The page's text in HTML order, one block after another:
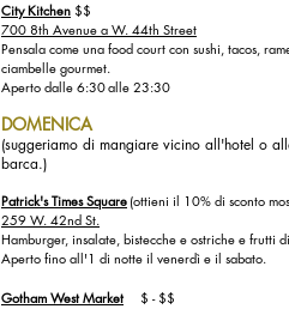
City Kitchen $$
700 8th Avenue a W. 44th Street
Pensala come una food court con sushi, tacos,
ciambelle gourmet.
Aperto dalle 6:30alle 23:30
DOMENICA
(suggeriamo di mangiare vicino all'hotel o
barca.)
Patrick's Times Square (ottieni il 10% di sconto
259 W. 42nd St.
Hamburger, insalate, bistecche e ostriche e frutti
Aperto fino all'1 di notte il venerdì e il sabato.
Gotham West Market
$ - $$